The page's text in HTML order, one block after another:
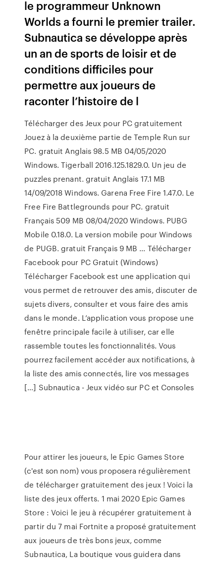
le programmeur Unknown
Worlds a fourni le premier trailer.
Subnautica se développe après
un an de sports de loisir et de
conditions difficiles pour
permettre aux joueurs de
raconter l’histoire de l
Télécharger des Jeux pour PC gratuitement
Jouez à la deuxième partie de Temple Run sur
PC. gratuit Anglais 98.5 MB 04/05/2020
Windows. Tigerball 2016.125.1829.0. Un jeu de
puzzles prenant. gratuit Anglais 17.1 MB
14/09/2018 Windows. Garena Free Fire 1.47.0. Le
Free Fire Battlegrounds pour PC. gratuit
Français 509 MB 08/04/2020 Windows. PUBG
Mobile 0.18.0. La version mobile pour Windows
de PUGB. gratuit Français 9 MB … Télécharger
Facebook pour PC Gratuit (Windows)
Télécharger Facebook est une application qui
vous permet de retrouver des amis, discuter de
sujets divers, consulter et vous faire des amis
dans le monde. L’application vous propose une
fenêtre principale facile à utiliser, car elle
rassemble toutes les fonctionnalités. Vous
pourrez facilement accéder aux notifications, à
la liste des amis connectés, lire vos messages
[…] Subnautica - Jeux vidéo sur PC et Consoles
Pour attirer les joueurs, le Epic Games Store
(c'est son nom) vous proposera régulièrement
de télécharger gratuitement des jeux ! Voici la
liste des jeux offerts. 1 mai 2020 Epic Games
Store : Voici le jeu à récupérer gratuitement à
partir du 7 mai Fortnite a proposé gratuitement
aux joueurs de très bons jeux, comme
Subnautica, La boutique vous guidera dans